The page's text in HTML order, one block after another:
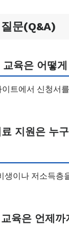
문(Q&A)
교육은 어떻
이트에서 신청서
지원은 누
생이나 저소득층
육은 언제